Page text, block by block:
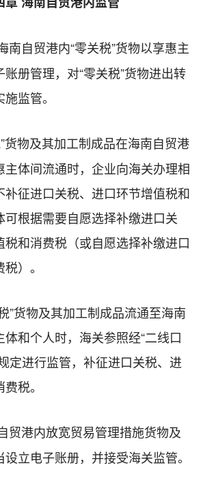
南自贸港内“零关税”货物以享惠主
册管理，对“零关税”货物进出转
监管。
货物及其加工制成品在海南自贸港
主体间流通时，企业向海关办理相
补征进口关税、进口环节增值税和
可根据需要自愿选择补缴进口关
和消费税（或自愿选择补缴进口
）。
”货物及其加工制成品流通至海南
体和个人时，海关参照经“二线口
定进行监管，补征进口关税、进
税。
贸港内放宽贸易管理措施货物及
立电子账册，并接受海关监管。